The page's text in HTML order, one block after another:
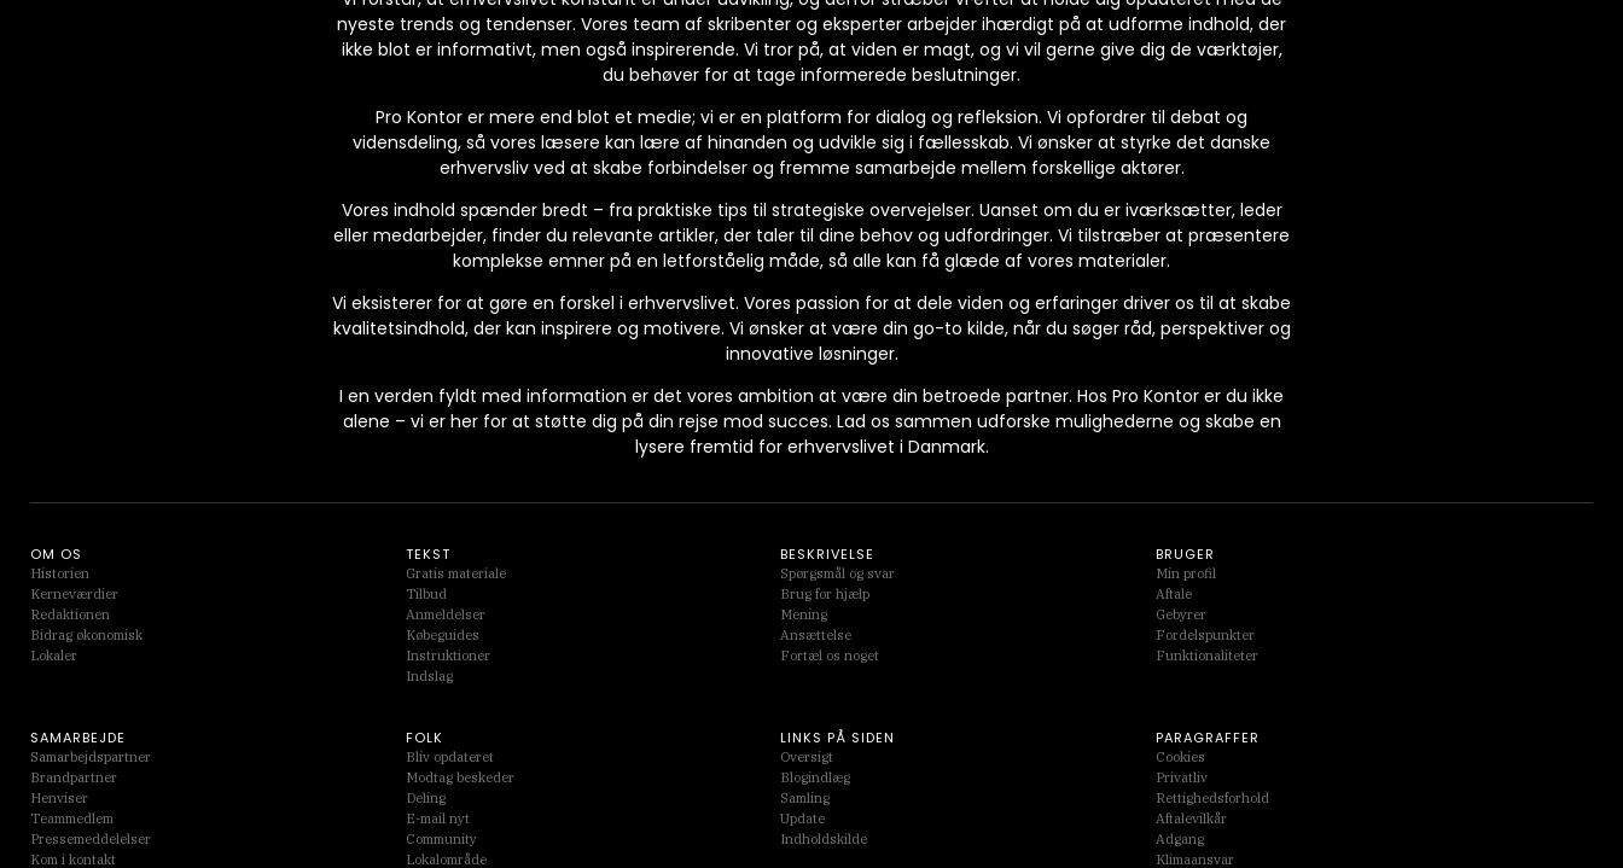
nyeste trends og tendenser. Vores team af skribenter og eksperter arbejder ihærdigt på at udforme indhold, der
ikke blot er informativt, men også inspirerende. Vi tror på, at viden er magt, og vi vil gerne give dig de værktøjer,
du behøver for at tage informerede beslutninger.
Pro Kontor er mere end blot et medie; vi er en platform for dialog og refleksion. Vi opfordrer til debat og
vidensdeling, så vores læsere kan lære af hinanden og udvikle sig i fællesskab. Vi ønsker at styrke det danske
erhvervsliv ved at skabe forbindelser og fremme samarbejde mellem forskellige aktører.
Vores indhold spænder bredt – fra praktiske tips til strategiske overvejelser. Uanset om du er iværksætter, leder
eller medarbejder, finder du relevante artikler, der taler til dine behov og udfordringer. Vi tilstræber at præsentere
komplekse emner på en letforståelig måde, så alle kan få glæde af vores materialer.
Vi eksisterer for at gøre en forskel i erhvervslivet. Vores passion for at dele viden og erfaringer driver os til at skabe
kvalitetsindhold, der kan inspirere og motivere. Vi ønsker at være din go-to kilde, når du søger råd, perspektiver og
innovative løsninger.
I en verden fyldt med information er det vores ambition at være din betroede partner. Hos Pro Kontor er du ikke
alene – vi er her for at støtte dig på din rejse mod succes. Lad os sammen udforske mulighederne og skabe en
lysere fremtid for erhvervslivet i Danmark.
OM OS
Historien
Kerneværdier
Redaktionen
Bidrag økonomisk
Lokaler
TEKST
Gratis materiale
Tilbud
Anmeldelser
Købeguides
Instruktioner
Indslag
BESKRIVELSE
Spørgsmål og svar
Brug for hjælp
Mening
Ansættelse
Fortæl os noget
BRUGER
Min profil
Aftale
Gebyrer
Fordelspunkter
Funktionaliteter
SAMARBEJDE
Samarbejdspartner
Brandpartner
Henviser
Teammedlem
Pressemeddelelser
Kom i kontakt
FOLK
Bliv opdateret
Modtag beskeder
Deling
E-mail nyt
Community
Lokalområde
LINKS PÅ SIDEN
Oversigt
Blogindlæg
Samling
Update
Indholdskilde
PARAGRAFFER
Cookies
Privatliv
Rettighedsforhold
Aftalevilkår
Adgang
Klimaansvar